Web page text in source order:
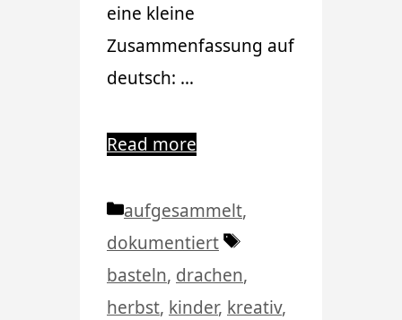
eine kleine
Zusammenfassung auf
deutsch: …
Read more
Kategorien
aufgesammelt,
dokumentiert
Schlagwörter
basteln, drachen,
herbst, kinder, kreativ,